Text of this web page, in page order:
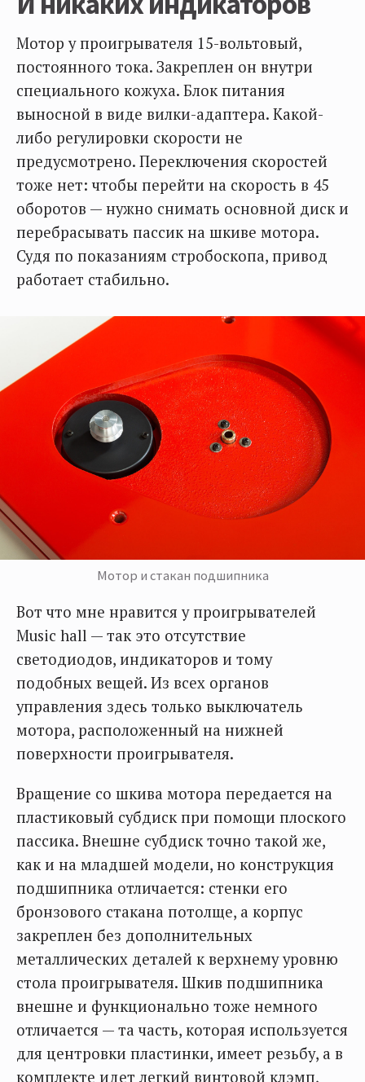
Мотор у проигрывателя 15-вольтовый,
постоянного тока. Закреплен он внутри
специального кожуха. Блок питания
выносной в виде вилки-адаптера. Какой-
либо регулировки скорости не
предусмотрено. Переключения скоростей
тоже нет: чтобы перейти на скорость в 45
оборотов — нужно снимать основной диск и
перебрасывать пассик на шкиве мотора.
Судя по показаниям стробоскопа, привод
работает стабильно.
Мотор и стакан подшипника
Вот что мне нравится у проигрывателей
Music hall — так это отсутствие
светодиодов, индикаторов и тому
подобных вещей. Из всех органов
управления здесь только выключатель
мотора, расположенный на нижней
поверхности проигрывателя.
Вращение со шкива мотора передается на
пластиковый субдиск при помощи плоского
пассика. Внешне субдиск точно такой же,
как и на младшей модели, но конструкция
подшипника отличается: стенки его
бронзового стакана потолще, а корпус
закреплен без дополнительных
металлических деталей к верхнему уровню
стола проигрывателя. Шкив подшипника
внешне и функционально тоже немного
отличается — та часть, которая используется
для центровки пластинки, имеет резьбу, а в
комплекте идет легкий винтовой клэмп,